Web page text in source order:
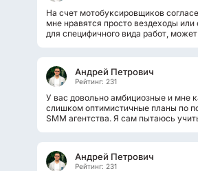
На счет мотобуксировщиков
мне нравятся просто вездеходы
для специфичного вида работ,
Андрей Петрович
Рейтинг: 231
У вас довольно амбициозные и мне
слишком оптимистичные планы по
SMM агентства. Я сам пытаюсь
Андрей Петрович
Рейтинг: 231